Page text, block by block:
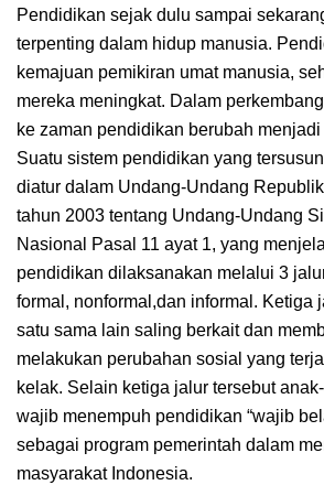
Pendidikan sejak dulu sampai
terpenting dalam hidup manusia.
kemajuan pemikiran umat manusia,
mereka meningkat. Dalam
ke zaman pendidikan berubah
Suatu sistem pendidikan yang
diatur dalam Undang-Undang
tahun 2003 tentang Undang-Undang
Nasional Pasal 11 ayat 1, yang
pendidikan dilaksanakan melalui 3
formal, nonformal,dan informal. Ketiga
satu sama lain saling berkait dan
melakukan perubahan sosial yang
kelak. Selain ketiga jalur tersebut
wajib menempuh pendidikan “wajib
sebagai program pemerintah dalam
masyarakat Indonesia.